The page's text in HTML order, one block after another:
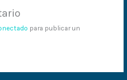
para publicar un